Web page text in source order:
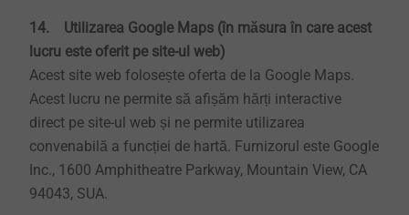
14. Utilizarea Google Maps (în măsura în care acest
lucru este oferit pe site-ul web)
Acest site web folosește oferta de la Google Maps.
Acest lucru ne permite să afișăm hărți interactive
direct pe site-ul web și ne permite utilizarea
convenabilă a funcției de hartă. Furnizorul este Google
Inc., 1600 Amphitheatre Parkway, Mountain View, CA
94043, SUA.